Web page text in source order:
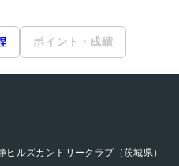
ポイント・成績
ヒルズカントリークラブ（茨城県）